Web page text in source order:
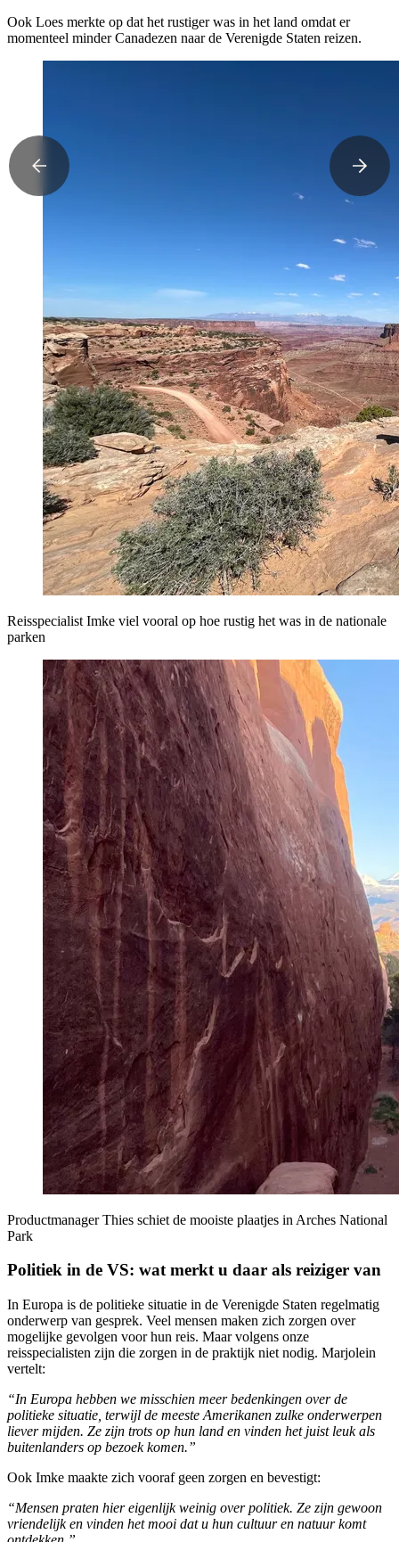
Ook Loes merkte op dat het rustiger was in het land omdat er
momenteel minder Canadezen naar de Verenigde Staten reizen.
Reisspecialist Imke viel vooral op hoe rustig het was in de nationale
parken
Productmanager Thies schiet de mooiste plaatjes in Arches National
Park
Politiek in de VS: wat merkt u daar als reiziger van
In Europa is de politieke situatie in de Verenigde Staten regelmatig
onderwerp van gesprek. Veel mensen maken zich zorgen over
mogelijke gevolgen voor hun reis. Maar volgens onze
reisspecialisten zijn die zorgen in de praktijk niet nodig. Marjolein
vertelt:
“In Europa hebben we misschien meer bedenkingen over de
politieke situatie, terwijl de meeste Amerikanen zulke onderwerpen
liever mijden. Ze zijn trots op hun land en vinden het juist leuk als
buitenlanders op bezoek komen.”
Ook Imke maakte zich vooraf geen zorgen en bevestigt:
“Mensen praten hier eigenlijk weinig over politiek. Ze zijn gewoon
vriendelijk en vinden het mooi dat u hun cultuur en natuur komt